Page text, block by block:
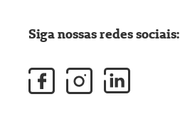
Siga nossas redes sociais: